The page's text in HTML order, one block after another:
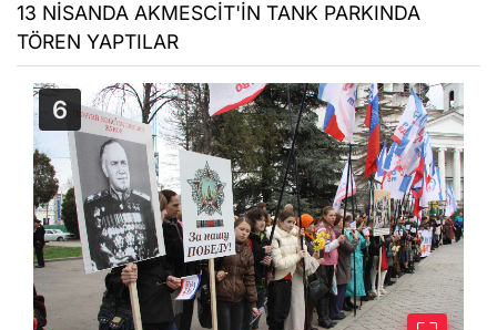
13 NİSANDA AKMESCİT'İN TANK PARKINDA
TÖREN YAPTILAR